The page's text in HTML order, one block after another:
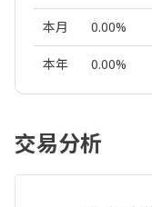
本月 0.00%
本年 0.00%
交易分析